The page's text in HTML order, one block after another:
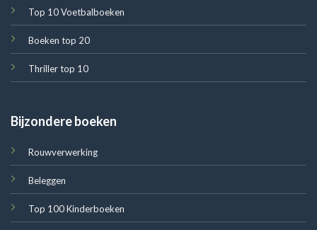
Top 10 Voetbalboeken
Boeken top 20
Thriller top 10
Bijzondere boeken
Rouwverwerking
Beleggen
Top 100 Kinderboeken